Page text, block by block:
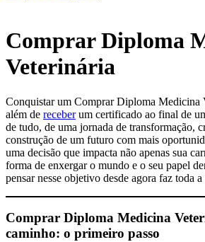
Comprar Diploma
Veterinária
Conquistar um Comprar Diploma Medicina
além de receberum certificado ao final de
de tudo, de uma jornada de transformação,
construção de um futuro com mais
uma decisão que impacta não apenas sua
forma de enxergar o mundo e o seu papel
pensar nesse objetivo desde agora faz toda
Comprar Diploma Medicina
caminho: o primeiro passo